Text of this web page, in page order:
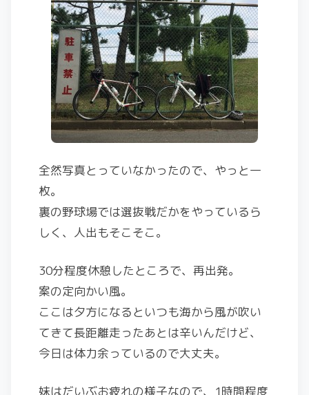
全然写真とっていなかったので、やっと一
枚。
裏の野球場では選抜戦だかをやっているら
しく、人出もそこそこ。
30分程度休憩したところで、再出発。
案の定向かい風。
ここは夕方になるといつも海から風が吹い
てきて長距離走ったあとは辛いんだけど、
今日は体力余っているので大丈夫。
妹はだいぶお疲れの様子なので、1時間程度